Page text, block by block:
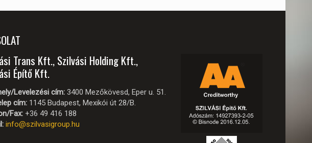
Trans Kft., Szilvási Holding Kft.,
Építő Kft.
Levelezési cím: 3400 Mezőkövesd, Eper u. 51.
cím: 1145 Budapest, Mexikói út 28/B.
Fax: +36 49 416 188
info@szilvasigroup.hu